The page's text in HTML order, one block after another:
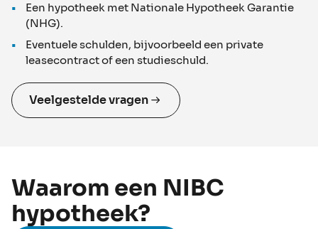
Een hypotheek met Nationale Hypotheek Garantie
(NHG).
Eventuele schulden, bijvoorbeeld een private
leasecontract of een studieschuld.
Veelgestelde vragen
Waarom een NIBC
hypotheek?